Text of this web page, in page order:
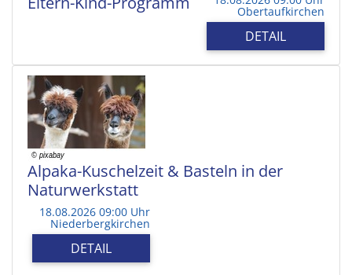
Obertaufkirchen
DETAIL
Alpaka-Kuschelzeit & Basteln in der
Naturwerkstatt
18.08.2026 09:00 Uhr
Niederbergkirchen
DETAIL